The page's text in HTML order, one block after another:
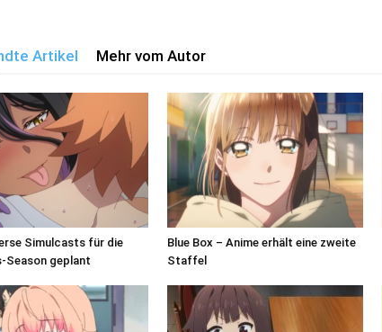
Artikel Mehr vom Autor
Simulcasts für die
Season geplant
Blue Box – Anime erhält eine zweite
Staffel